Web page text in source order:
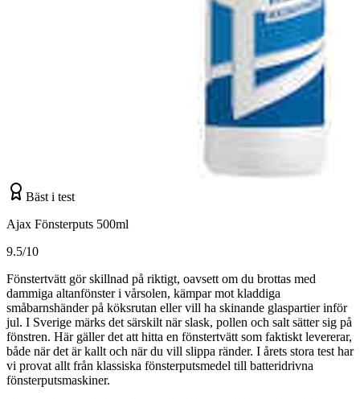
Bäst i test
Ajax Fönsterputs 500ml
9.5/10
Fönstertvätt gör skillnad på riktigt, oavsett om du brottas med
dammiga altanfönster i vårsolen, kämpar mot kladdiga
småbarnshänder på köksrutan eller vill ha skinande glaspartier inför
jul. I Sverige märks det särskilt när slask, pollen och salt sätter sig på
fönstren. Här gäller det att hitta en fönstertvätt som faktiskt levererar,
både när det är kallt och när du vill slippa ränder. I årets stora test har
vi provat allt från klassiska fönsterputsmedel till batteridrivna
fönsterputsmaskiner.